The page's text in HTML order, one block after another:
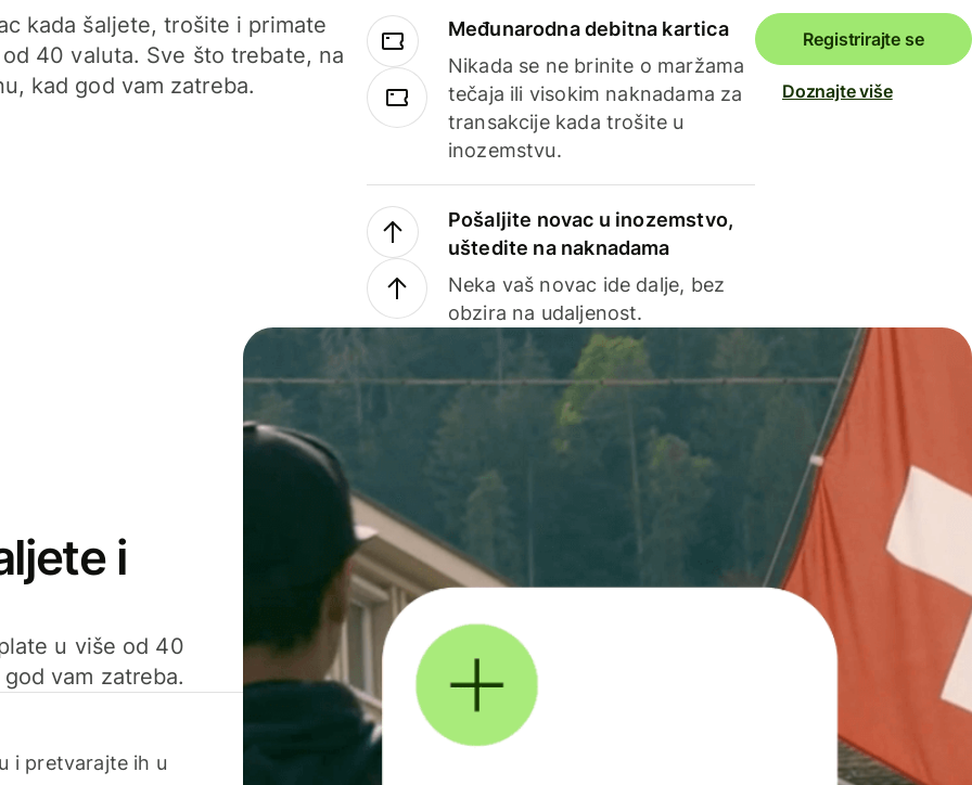
kada šaljete, trošite i primate
40 valuta. Sve što trebate, na
kad god vam zatreba.
Međunarodna debitna kartica
Nikada se ne brinite o maržama
tečaja ili visokim naknadama za
transakcije kada trošite u
inozemstvu.
Pošaljite novac u inozemstvo,
uštedite na naknadama
Neka vaš novac ide dalje, bez
obzira na udaljenost.
Registrirajte se
Doznajte više
i
u više od 40
vam zatreba.
i pretvarajte ih u